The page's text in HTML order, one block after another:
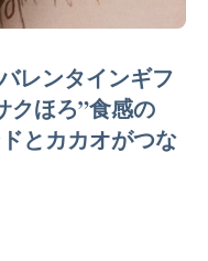
レンタインギフ
クほろ”食感の
とカカオがつな